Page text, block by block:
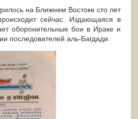
на Ближнем Востоке сто лет
сейчас. Издающаяся в
оборонительные бои в Ираке и
последователей аль-Багдади.